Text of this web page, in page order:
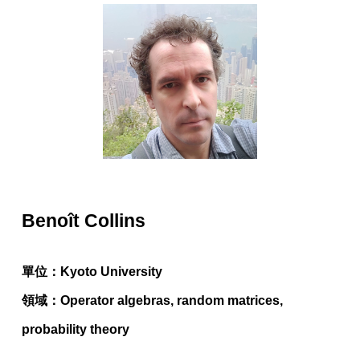
Benoît Collins
單位：Kyoto University
領域：Operator algebras, random matrices,
probability theory